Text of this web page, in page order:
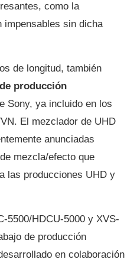
como la
impensables sin dicha
de longitud, también
producción
Sony, ya incluido en los
El mezclador de UHD
anunciadas
mezcla/efecto que
las producciones UHD y
5500/HDCU-5000 y XVS-
de producción
en colaboración